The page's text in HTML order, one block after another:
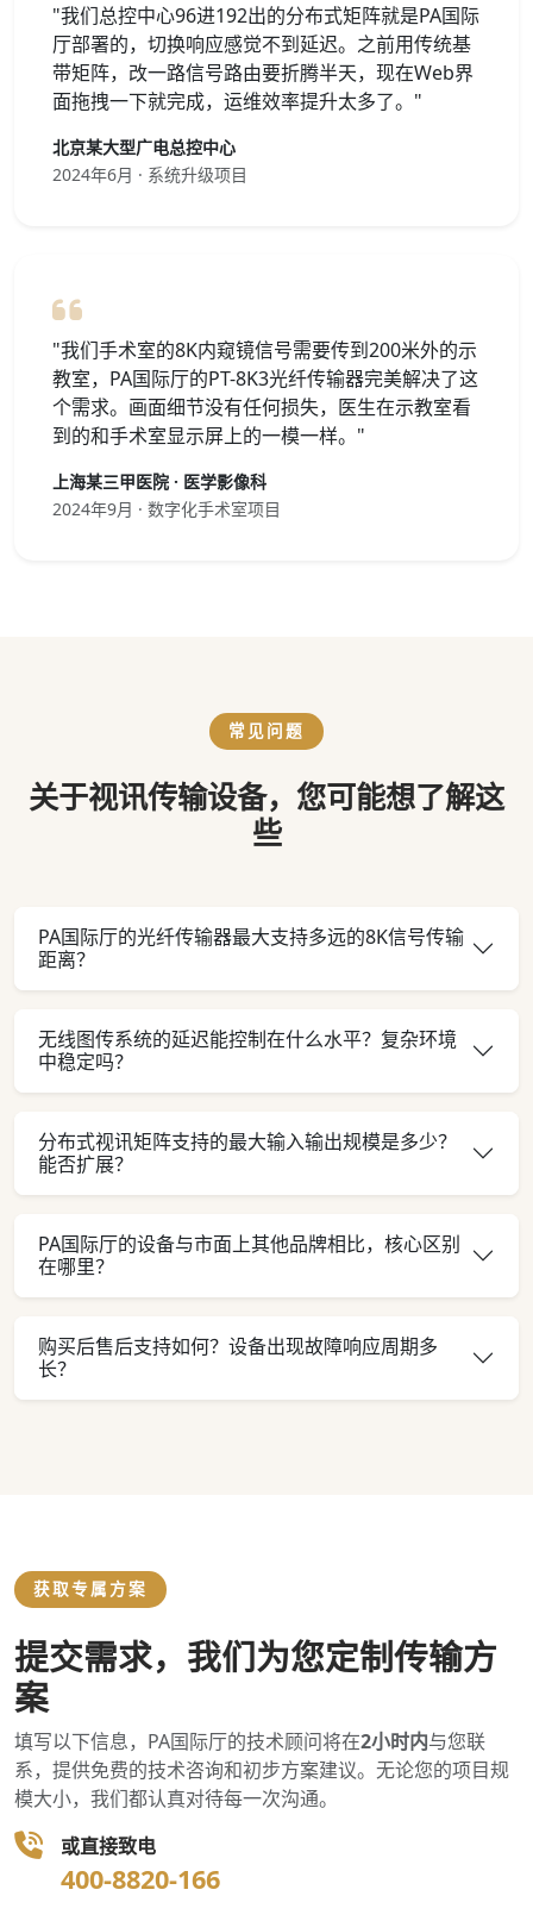
"我们总控中心96进192出的分布式矩阵就是PA国际
厅部署的，切换响应感觉不到延迟。之前用传统基
带矩阵，改一路信号路由要折腾半天，现在Web界
面拖拽一下就完成，运维效率提升太多了。"
北京某大型广电总控中心
2024年6月 · 系统升级项目
"我们手术室的8K内窥镜信号需要传到200米外的示
教室，PA国际厅的PT-8K3光纤传输器完美解决了这
个需求。画面细节没有任何损失，医生在示教室看
到的和手术室显示屏上的一模一样。"
上海某三甲医院 · 医学影像科
2024年9月 · 数字化手术室项目
常见问题
关于视讯传输设备，您可能想了解这
些
PA国际厅的光纤传输器最大支持多远的8K信号传输
距离？
无线图传系统的延迟能控制在什么水平？复杂环境
中稳定吗？
分布式视讯矩阵支持的最大输入输出规模是多少？
能否扩展？
PA国际厅的设备与市面上其他品牌相比，核心区别
在哪里？
购买后售后支持如何？设备出现故障响应周期多
长？
获取专属方案
提交需求，我们为您定制传输方
案
填写以下信息，PA国际厅的技术顾问将在2小时内与您联
系，提供免费的技术咨询和初步方案建议。无论您的项目规
模大小，我们都认真对待每一次沟通。
或直接致电
400-8820-166